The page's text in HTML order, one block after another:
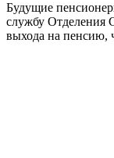
Будущие
службу Отделения
выхода на пенсию,